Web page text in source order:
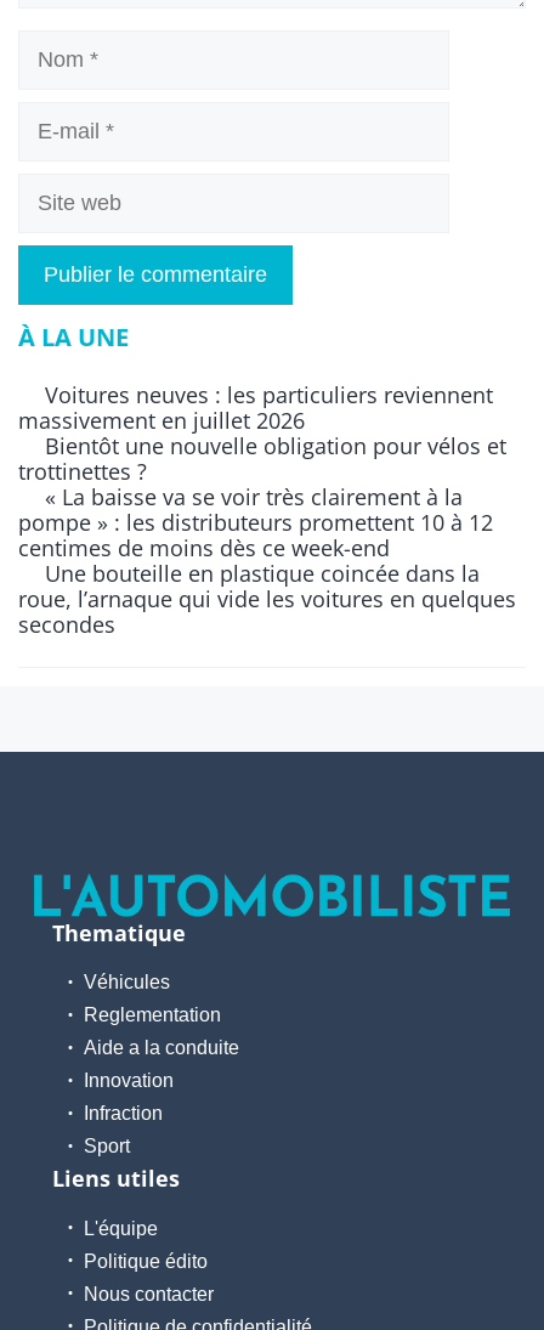
Site
À LA UNE
Voitures neuves : les particuliers reviennent
massivement en juillet 2026
Bientôt une nouvelle obligation pour vélos et
trottinettes ?
« La baisse va se voir très clairement à la
pompe » : les distributeurs promettent 10 à 12
centimes de moins dès ce week-end
Une bouteille en plastique coincée dans la
roue, l’arnaque qui vide les voitures en quelques
secondes
Thematique
Véhicules
Reglementation
Aide a la conduite
Innovation
Infraction
Sport
Liens utiles
L'équipe
Politique édito
Nous contacter